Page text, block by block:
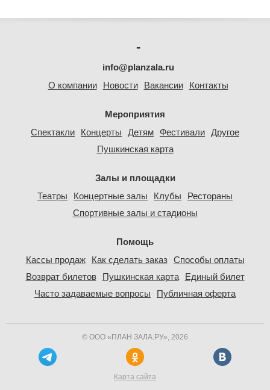
Мероприятия
Спектакли
Концерты Детям Фестивали Другое
Пушкинская карта
Залы и площадки
Театры
Концертные залы Клубы
Рестораны
Спортивные залы и стадионы
Помощь
Кассы продаж
Как сделать заказ
Способы оплаты
Возврат билетов
Пушкинская карта
Единый билет
Часто задаваемые вопросы
Публичная оферта
-
info@planzala.ru
О компании
Новости Вакансии Контакты
© ООО «ПЛАН ЗАЛА.РУ», 2026
Карта сайта